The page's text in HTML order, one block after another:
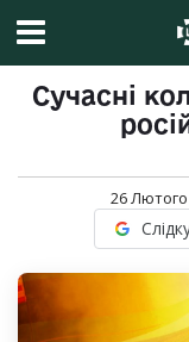
Сучасні
26 Лютого